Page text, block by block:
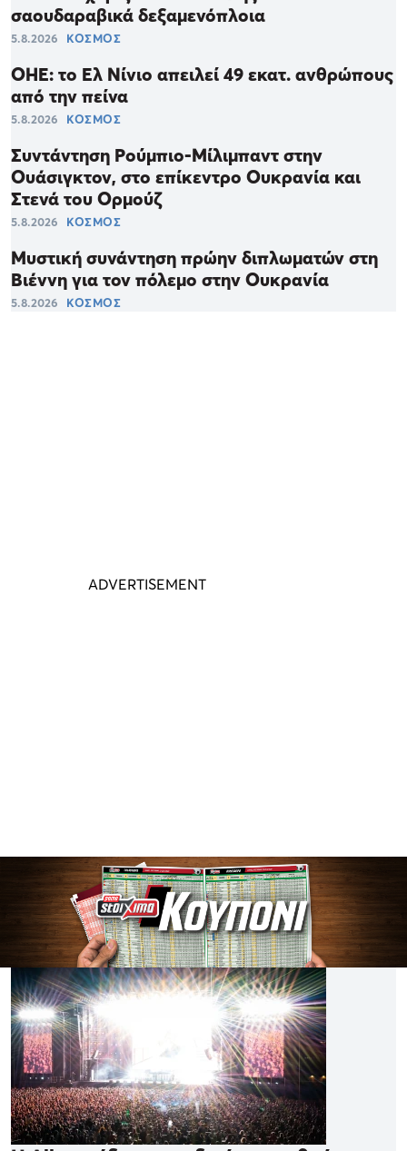
σαουδαραβικά δεξαμενόπλοια
5.8.2026 ΚΟΣΜΟΣ
ΟΗΕ: το Ελ Νίνιο απειλεί 49 εκατ. ανθρώπους
από την πείνα
5.8.2026 ΚΟΣΜΟΣ
Συντάντηση Ρούμπιο-Μίλιμπαντ στην
Ουάσιγκτον, στο επίκεντρο Ουκρανία και
Στενά του Ορμούζ
5.8.2026 ΚΟΣΜΟΣ
Μυστική συνάντηση πρώην διπλωματών στη
Βιέννη για τον πόλεμο στην Ουκρανία
5.8.2026 ΚΟΣΜΟΣ